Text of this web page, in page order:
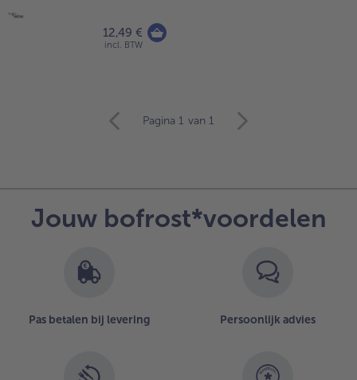
12,49 €
incl. BTW
staan
artikelen
Pagina 1 van 1
Jouw bofrost*voordelen
Pas betalen bij levering Persoonlijk advies